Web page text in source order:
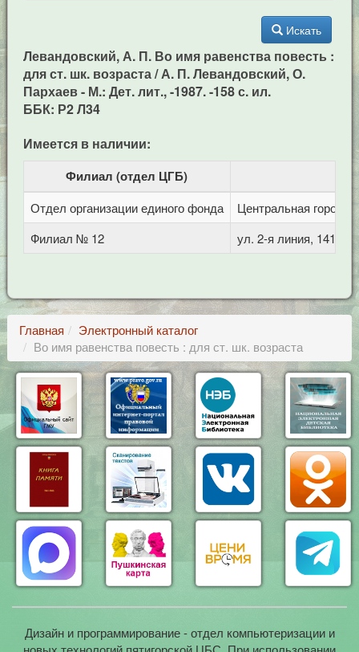
Искать
Левандовский, А. П. Во имя равенства повесть :
для ст. шк. возраста / А. П. Левандовский, О.
Пархаев - М.: Дет. лит., -1987. -158 с. ил.
ББК: Р2 Л34
Имеется в наличии:
Филиал (отдел ЦГБ)
Отдел организации единого фонда
Центральная
Филиал № 12
ул. 2-я линия, 141
Главная
Электронный каталог
Во имя равенства повесть : для ст. шк. возраста
Дизайн и программирование - отдел компьютеризации и